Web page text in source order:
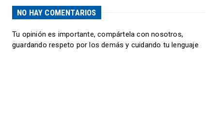
NO HAY COMENTARIOS
Tu opinión es importante, compártela con nosotros,
guardando respeto por los demás y cuidando tu lenguaje